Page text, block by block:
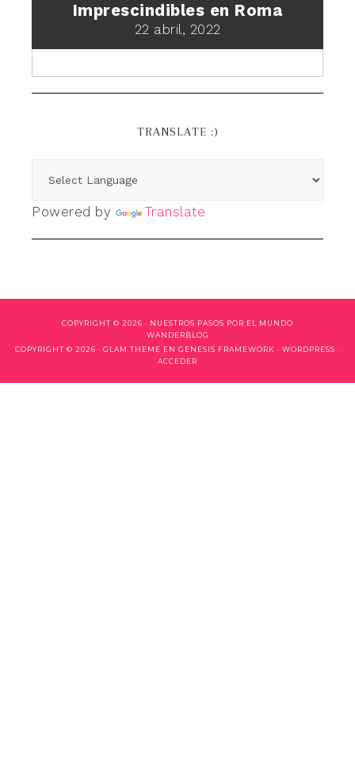
Imprescindibles en Roma
22 abril, 2022
TRANSLATE :)
Powered by Translate
COPYRIGHT © 2026 · NUESTROS PASOS POR EL MUNDO
WANDERBLOG
COPYRIGHT © 2026 · GLAM THEME EN GENESIS FRAMEWORK · WORDPRESS ·
ACCEDER